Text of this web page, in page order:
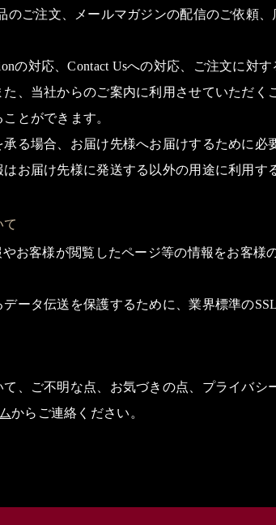
のご注文、メールマガジンの配信のご依頼
の対応、Contact Usへの対応、ご注文に対
、当社からのご案内に利用させていただく
とができます。
る場合、お届け先様へお届けするために必
お届け先様に発送する以外の用途に利用す
て
お客様が閲覧したページ等の情報をお客様
ータ伝送を保護するために、業界標準の
、ご不明な点、お気づきの点、プライバシ
からご連絡ください。